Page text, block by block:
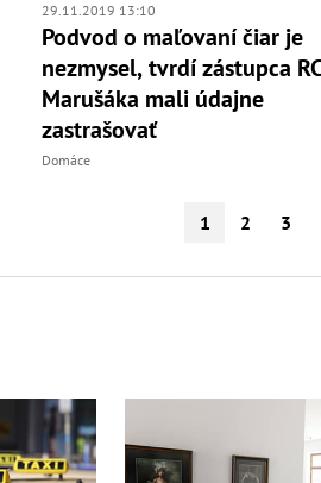
29.11.2019 13:10
Podvod o maľovaní čiar je
nezmysel, tvrdí zástupca
Marušáka mali údajne
zastrašovať
Domáce
1 2 3